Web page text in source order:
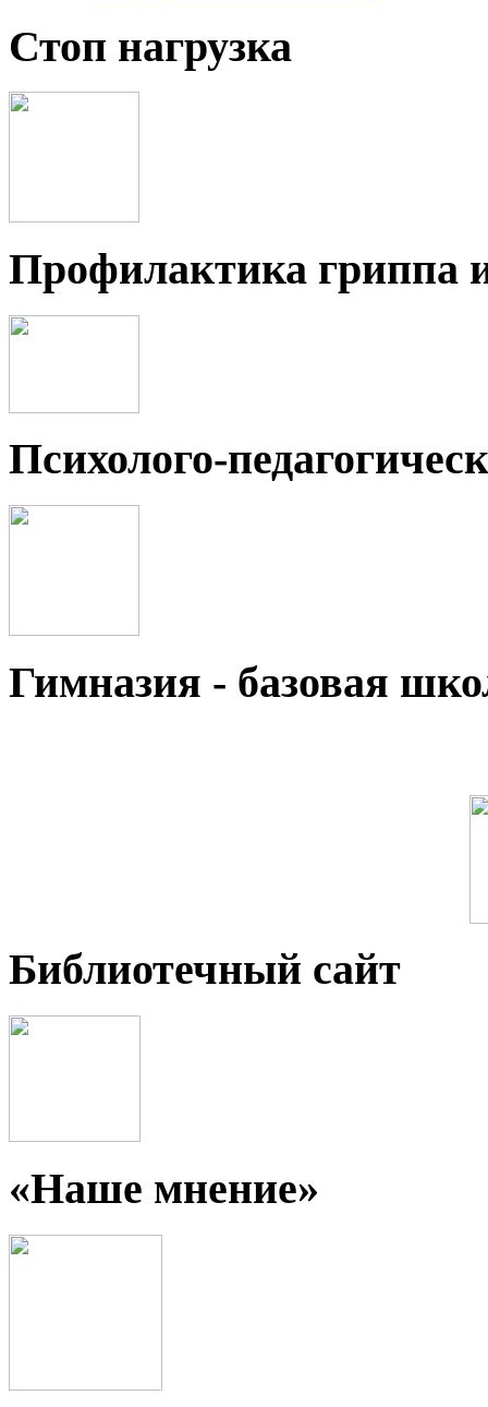
Стоп нагрузка
Профилактика
Психолого-
Гимназия - базовая
Библиотечный сайт
«Наше мнение»